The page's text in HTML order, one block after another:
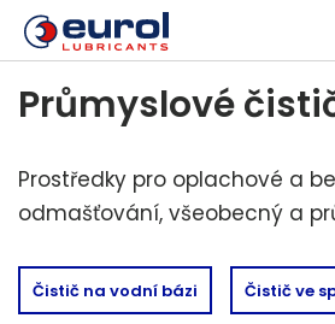
Průmyslové
Prostředky pro oplachové a
odmašťování, všeobecný a
Čistič na vodní bázi Čistič ve